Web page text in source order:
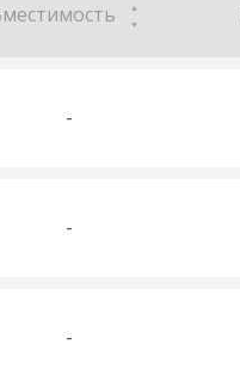
-
-
-